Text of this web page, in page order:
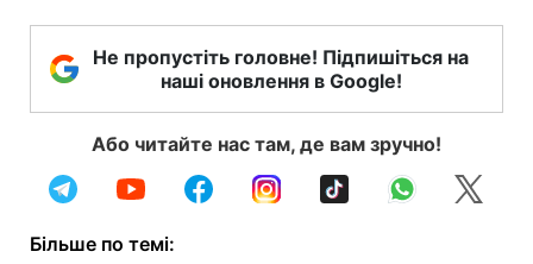
Не пропустіть головне! Підпишіться на
наші оновлення в Google!
Або читайте нас там, де вам зручно!
Більше по темі: